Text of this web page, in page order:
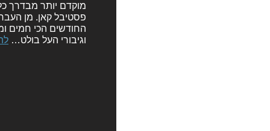
מוקדם יותר מבדרך
פסטיבל קאן. מן
החודשים הכי חמים
וגיבורי העל בולט…